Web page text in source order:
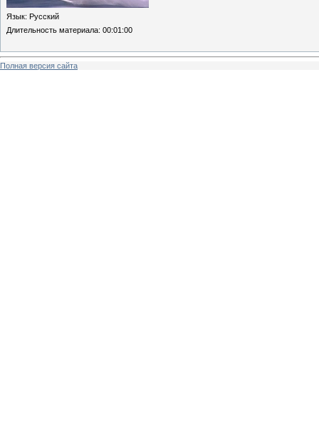
Язык: Русский
Длительность материала: 00:01:00
Полная версия сайта